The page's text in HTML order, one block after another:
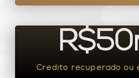
Crédito recuperado ou
R$50